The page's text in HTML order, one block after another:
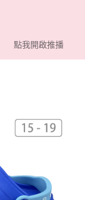
點我開啟推播